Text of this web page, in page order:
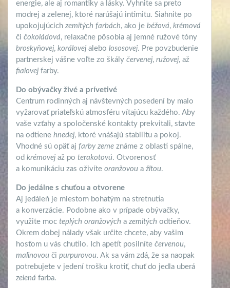
energie, ale aj romantiky a lásky. Vyhnite sa preto
modrej a zelenej, ktoré narúšajú intimitu. Siahnite po
upokojujúcich zemitých farbách, ako je béžová, krémová
či čokoládová, relaxačne pôsobia aj jemné ružové tóny
broskyňovej, korálovej alebo lososovej. Pre povzbudenie
partnerskej vášne voľte zo škály červenej, ružovej, až
fialovej farby.
Do obývačky živé a prívetivé
Centrum rodinných aj návštevných posedení by malo
vyžarovať priateľskú atmosféru vítajúcu každého. Aby
vaše vzťahy a spoločenské kontakty prekvitali, stavte
na odtiene hnedej, ktoré vnášajú stabilitu a pokoj.
Vhodné sú opäť aj farby zeme známe z oblasti spálne,
od krémovej až po terakotovú. Otvorenosť
a komunikáciu zas oživíte oranžovou a žltou.
Do jedálne s chuťou a otvorene
Aj jedáleň je miestom bohatým na stretnutia
a konverzácie. Podobne ako v prípade obývačky,
využite moc teplých oranžových a zemitých odtieňov.
Okrem dobej nálady však určite chcete, aby vašim
hosťom u vás chutilo. Ich apetít posilníte červenou,
malinovou či purpurovou. Ak sa vám zdá, že sa naopak
potrebujete v jedení trošku krotiť, chuť do jedla uberá
zelená farba.